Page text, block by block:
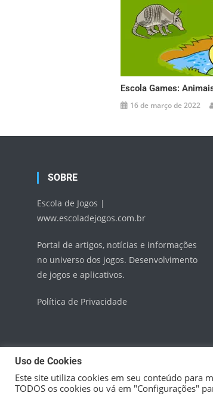
Escola Games:
16 de março de 2022
SOBRE
Escola de Jogos |
www.escoladejogos.com.br
Portal de artigos, notícias e informações
no universo dos jogos. Desenvolvimento
de jogos e aplicativos.
Política de Privacidade
Escola de Jogos|Theme: News Vibrant by
Uso de Cookies
Este site utiliza cookies em seu conteúdo para
TODOS os cookies ou vá em "Configurações"